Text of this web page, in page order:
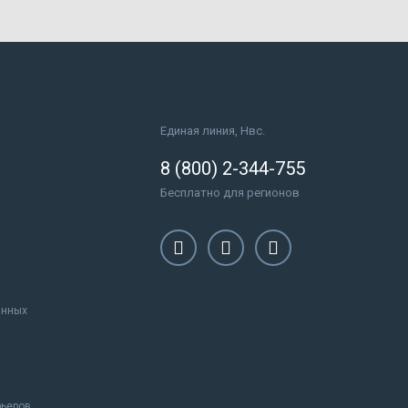
Единая линия, Нвс.
8 (800) 2-344-755
Бесплатно для регионов